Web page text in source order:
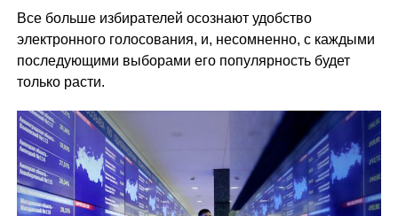
Все больше избирателей осознают удобство
электронного голосования, и, несомненно, с каждыми
последующими выборами его популярность будет
только расти.